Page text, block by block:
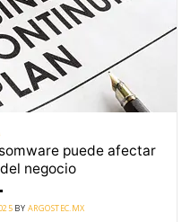
puede afectar
negocio
BY ARGOSTEC.MX